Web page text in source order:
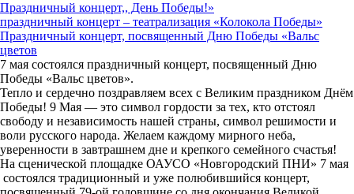
Праздничный концерт,, День Победы!»
праздничный концерт – театрализация «Колокола Победы»
Праздничный концерт, посвященный Дню Победы «Вальс
цветов
7 мая состоялся праздничный концерт, посвященный Дню
Победы «Вальс цветов».
Тепло и сердечно поздравляем всех с Великим праздником Днём
Победы! 9 Мая — это символ гордости за тех, кто отстоял
свободу и независимость нашей страны, символ решимости и
воли русского народа. Желаем каждому мирного неба,
уверенности в завтрашнем дне и крепкого семейного счастья!
На сценической площадке ОАУСО «Новгородский ПНИ» 7 мая
состоялся традиционный и уже полюбившийся концерт,